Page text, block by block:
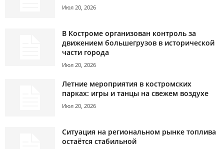
Июл 20, 2026
В Костроме организован контроль за
движением большегрузов в исторической
части города
Июл 20, 2026
Летние мероприятия в костромских
парках: игры и танцы на свежем воздухе
Июл 20, 2026
Ситуация на региональном рынке топлива
остаётся стабильной